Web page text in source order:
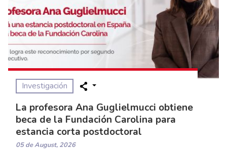
Investigación
La profesora Ana Guglielmucci obtiene
beca de la Fundación Carolina para
estancia corta postdoctoral
05 de August, 2026